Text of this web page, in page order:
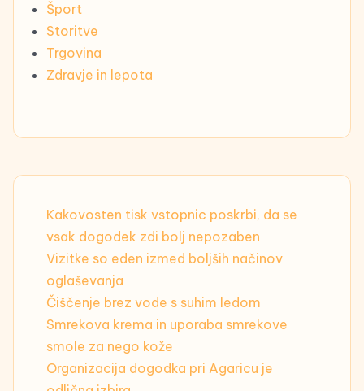
Šport
Storitve
Trgovina
Zdravje in lepota
Kakovosten tisk vstopnic poskrbi, da se
vsak dogodek zdi bolj nepozaben
Vizitke so eden izmed boljših načinov
oglaševanja
Čiščenje brez vode s suhim ledom
Smrekova krema in uporaba smrekove
smole za nego kože
Organizacija dogodka pri Agaricu je